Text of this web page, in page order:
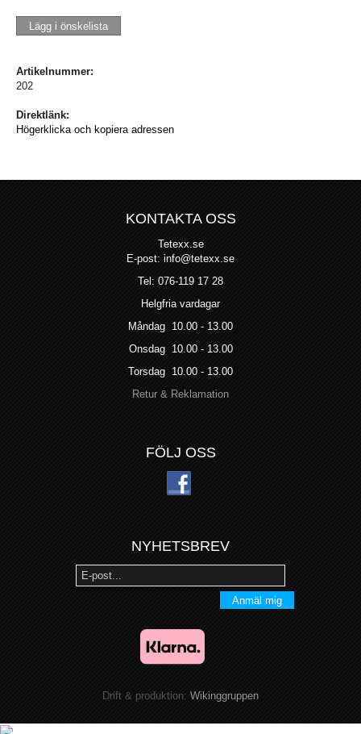
Lägg i önskelista
Artikelnummer:
202
Direktlänk:
Högerklicka och kopiera adressen
KONTAKTA OSS
Tetexx.se
E-post: info@tetexx.se
Tel: 076-119 17 28
Helgfria vardagar
Måndag 10.00 - 13.00
Onsdag 10.00 - 13.00
Torsdag 10.00 - 13.00
Retur & Reklamation
FÖLJ OSS
NYHETSBREV
Anmäl mig
Drift & produktion: Wikinggruppen